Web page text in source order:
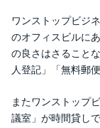
ワンストップビジ
のオフィスビルに
の良さはさること
人登記」「無料郵
またワンストップ
議室」が時間貸し